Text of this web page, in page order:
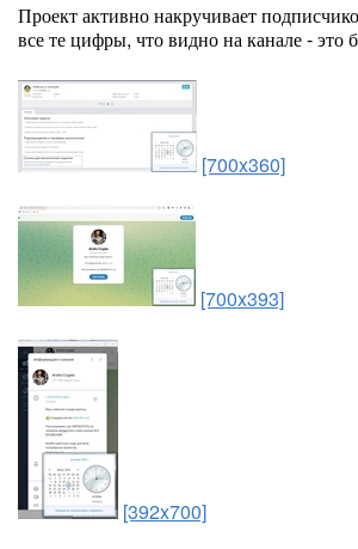
Проект активно накручивает
все те цифры, что видно на канале - это
[700x360]
[700x393]
[392x700]